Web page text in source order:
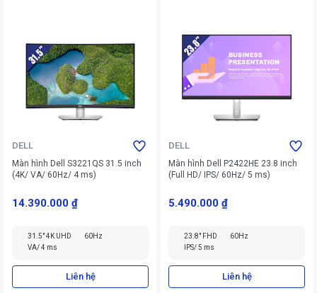
DELL
Màn hình Dell S3221QS 31.5 inch
(4K/ VA/ 60Hz/ 4 ms)
14.390.000 ₫
31.5" 4K UHD
60Hz
VA/ 4 ms
Liên hệ
DELL
Màn hình Dell P2422HE 23.8 inch
(Full HD/ IPS/ 60Hz/ 5 ms)
5.490.000 ₫
23.8" FHD
60Hz
IPS/ 5 ms
Liên hệ